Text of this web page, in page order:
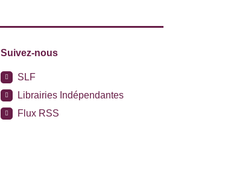
Suivez-nous
SLF
Librairies Indépendantes
Flux RSS